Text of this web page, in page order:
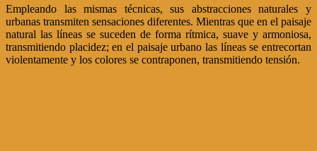
Empleando las mismas técnicas, sus abstracciones naturales y
urbanas transmiten sensaciones diferentes. Mientras que en el paisaje
natural las líneas se suceden de forma rítmica, suave y armoniosa,
transmitiendo placidez; en el paisaje urbano las líneas se entrecortan
violentamente y los colores se contraponen, transmitiendo tensión.